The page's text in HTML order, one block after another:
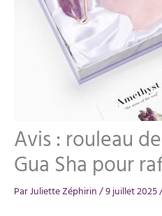
Avis : rouleau
Gua Sha pour
ParJuliette Zéphirin/9 juillet 2025